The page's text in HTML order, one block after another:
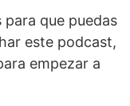
que puedas
este podcast,
empezar a